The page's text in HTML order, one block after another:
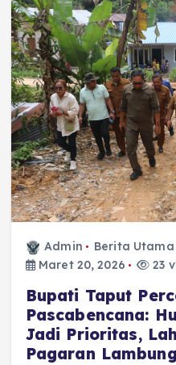
Admin Berita Utama
Maret 20, 2026
23
Bupati Taput
Pascabencana:
Jadi Prioritas,
Pagaran